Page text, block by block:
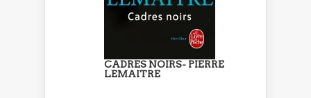
CADRES NOIRS- PIERRE
LEMAITRE